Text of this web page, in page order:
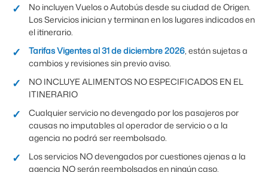
No incluyen Vuelos o Autobús desde su ciudad de Origen.
Los Servicios inician y terminan en los lugares indicados en
el itinerario.
Tarifas Vigentes al 31 de diciembre 2026 , están sujetas a
cambios y revisiones sin previo aviso.
NO INCLUYE ALIMENTOS NO ESPECIFICADOS EN EL
ITINERARIO
Cualquier servicio no devengado por los pasajeros por
causas no imputables al operador de servicio o a la
agencia no podrá ser reembolsado.
Los servicios NO devengados por cuestiones ajenas a la
agencia NO serán reembolsados en ningún caso.